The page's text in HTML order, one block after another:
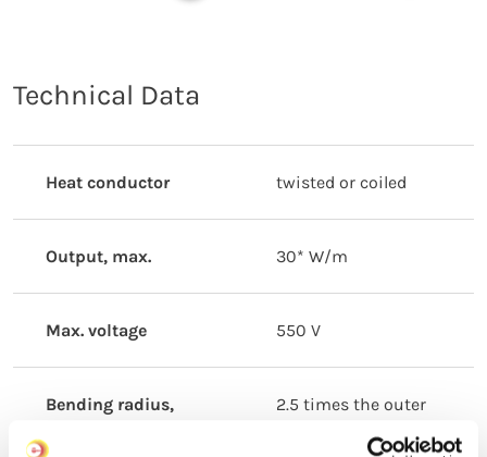
Technical Data
Heat conductor twisted or coiled
Output, max. 30* W/m
Max. voltage 550 V
Bending radius,
2.5 times the outer